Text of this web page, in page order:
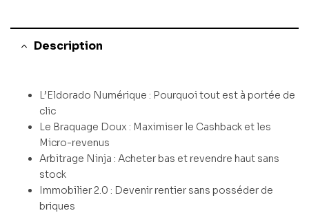
Description
L’Eldorado Numérique : Pourquoi tout est à portée de
clic
Le Braquage Doux : Maximiser le Cashback et les
Micro-revenus
Arbitrage Ninja : Acheter bas et revendre haut sans
stock
Immobilier 2.0 : Devenir rentier sans posséder de
briques